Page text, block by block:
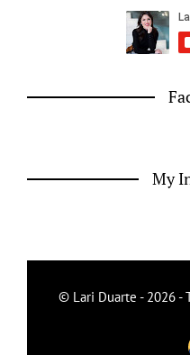
My
© Lari Duarte - 2026 -